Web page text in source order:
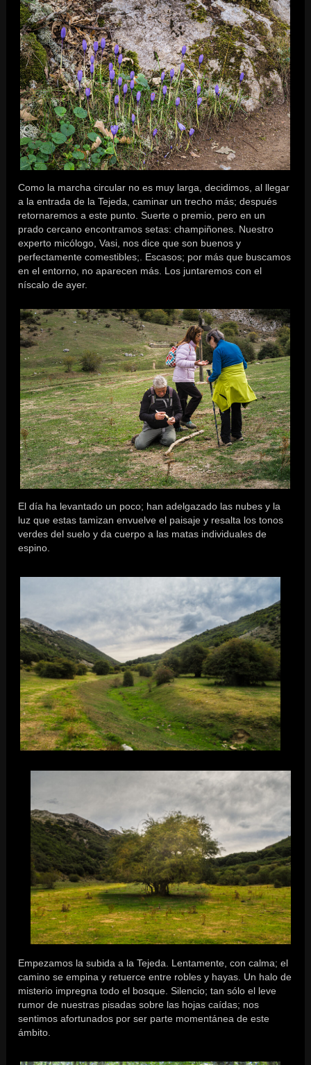
Como la marcha circular no es muy larga, decidimos, al llegar
a la entrada de la Tejeda, caminar un trecho más; después
retornaremos a este punto. Suerte o premio, pero en un
prado cercano encontramos setas: champiñones. Nuestro
experto micólogo, Vasi, nos dice que son buenos y
perfectamente comestibles;. Escasos; por más que buscamos
en el entorno, no aparecen más. Los juntaremos con el
níscalo de ayer.
El día ha levantado un poco; han adelgazado las nubes y la
luz que estas tamizan envuelve el paisaje y resalta los tonos
verdes del suelo y da cuerpo a las matas individuales de
espino.
Empezamos la subida a la Tejeda. Lentamente, con calma; el
camino se empina y retuerce entre robles y hayas. Un halo de
misterio impregna todo el bosque. Silencio; tan sólo el leve
rumor de nuestras pisadas sobre las hojas caídas; nos
sentimos afortunados por ser parte momentánea de este
ámbito.